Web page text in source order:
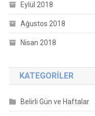
Eylül 2018
Ağustos 2018
Nisan 2018
KATEGORILER
Belirli Gün ve Haftalar